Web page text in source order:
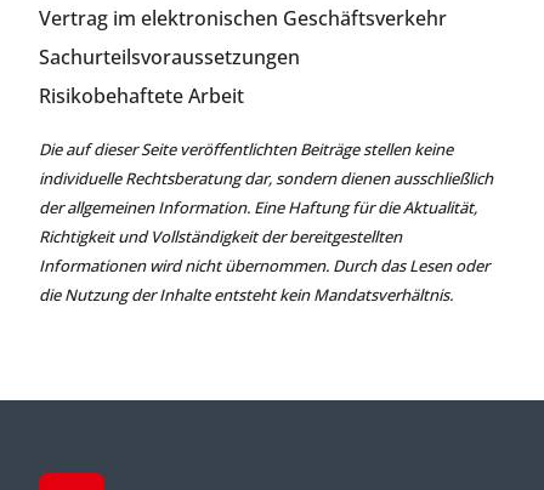
Vertrag im elektronischen Geschäftsverkehr
Sachurteilsvoraussetzungen
Risikobehaftete Arbeit
Die auf dieser Seite veröffentlichten Beiträge stellen keine
individuelle Rechtsberatung dar, sondern dienen ausschließlich
der allgemeinen Information. Eine Haftung für die Aktualität,
Richtigkeit und Vollständigkeit der bereitgestellten
Informationen wird nicht übernommen. Durch das Lesen oder
die Nutzung der Inhalte entsteht kein Mandatsverhältnis.